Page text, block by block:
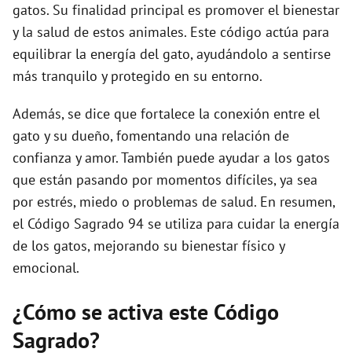
gatos. Su finalidad principal es promover el bienestar
y la salud de estos animales. Este código actúa para
equilibrar la energía del gato, ayudándolo a sentirse
más tranquilo y protegido en su entorno.
Además, se dice que fortalece la conexión entre el
gato y su dueño, fomentando una relación de
confianza y amor. También puede ayudar a los gatos
que están pasando por momentos difíciles, ya sea
por estrés, miedo o problemas de salud. En resumen,
el Código Sagrado 94 se utiliza para cuidar la energía
de los gatos, mejorando su bienestar físico y
emocional.
¿Cómo se activa este Código
Sagrado?